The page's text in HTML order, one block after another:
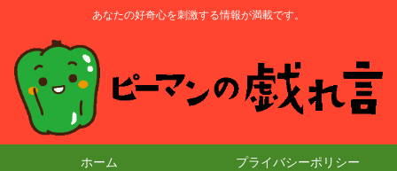
あなたの好奇心を刺激する情報が満載です。
ホーム プライバシーポリシー